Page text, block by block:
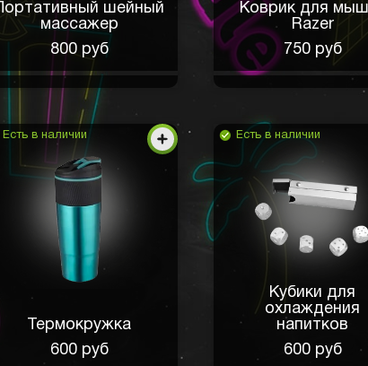
Портативный шейный
массажер
800 руб
Коврик для
Razer
750 руб
Есть в наличии
Термокружка
600 руб
Есть в наличии
Кубики для
охлаждения
напитков
600 руб